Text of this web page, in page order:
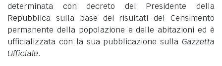
determinata con decreto del Presidente della
Repubblica sulla base dei risultati del Censimento
permanente della popolazione e delle abitazioni ed è
ufficializzata con la sua pubblicazione sulla Gazzetta
Ufficiale.